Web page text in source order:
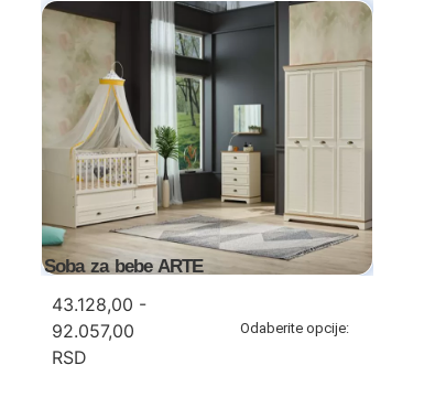
Soba za bebe ARTE
43.128,00 -
92.057,00
RSD
Odaberite opcije: